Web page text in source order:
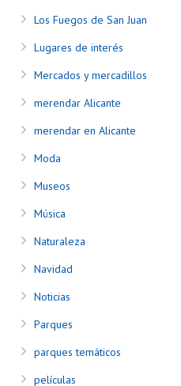
Los Fuegos de San Juan
Lugares de interés
Mercados y mercadillos
merendar Alicante
merendar en Alicante
Moda
Museos
Música
Naturaleza
Navidad
Noticias
Parques
parques temáticos
películas